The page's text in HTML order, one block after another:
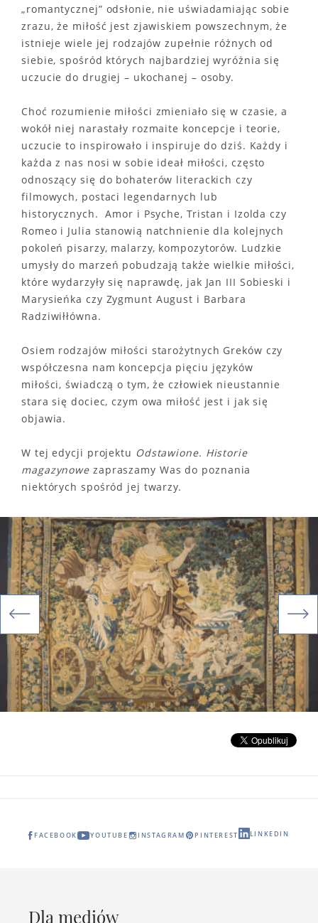
„romantycznej” odsłonie, nie uświadamiając sobie
zrazu, że miłość jest zjawiskiem powszechnym, że
istnieje wiele jej rodzajów zupełnie różnych od
siebie, spośród których najbardziej wyróżnia się
uczucie do drugiej – ukochanej – osoby.
Choć rozumienie miłości zmieniało się w czasie, a
wokół niej narastały rozmaite koncepcje i teorie,
uczucie to inspirowało i inspiruje do dziś. Każdy i
każda z nas nosi w sobie ideał miłości, często
odnoszący się do bohaterów literackich czy
filmowych, postaci legendarnych lub
historycznych. Amor i Psyche, Tristan i Izolda czy
Romeo i Julia stanowią natchnienie dla kolejnych
pokoleń pisarzy, malarzy, kompozytorów. Ludzkie
umysły do marzeń pobudzają także wielkie miłości,
które wydarzyły się naprawdę, jak Jan III Sobieski i
Marysieńka czy Zygmunt August i Barbara
Radziwiłłówna.
Osiem rodzajów miłości starożytnych Greków czy
współczesna nam koncepcja pięciu języków
miłości, świadczą o tym, że człowiek nieustannie
stara się dociec, czym owa miłość jest i jak się
objawia.
W tej edycji projektu Odstawione. Historie
magazynowe zapraszamy Was do poznania
niektórych spośród jej twarzy.
FACEBOOK YOUTUBE INSTAGRAM PINTEREST LINKEDIN
Dla mediów